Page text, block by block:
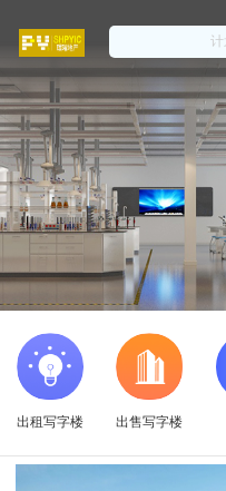
出租写字楼 出售写字楼